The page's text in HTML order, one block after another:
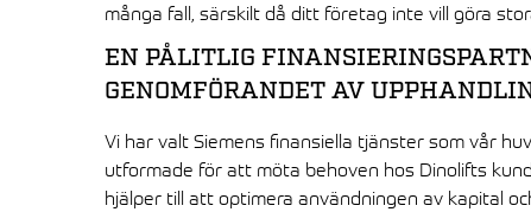
många fall, särskilt då ditt företag inte vill göra
EN PÅLITLIG
GENOMFÖRANDET AV
Vi har valt Siemens finansiella tjänster som vår
utformade för att möta behoven hos Dinolifts
hjälper till att optimera användningen av kapital